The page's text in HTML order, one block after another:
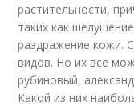
растительности,
таких как
раздражение кожи.
видов. Но их все
рубиновый,
Какой из них